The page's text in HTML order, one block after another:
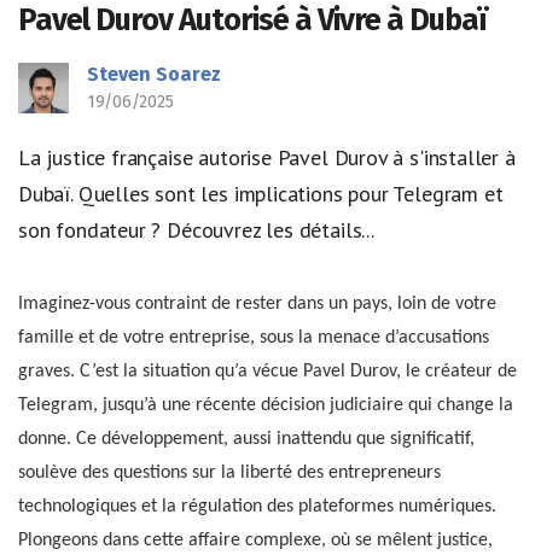
Pavel Durov Autorisé à Vivre à Dubaï
Steven Soarez
19/06/2025
La justice française autorise Pavel Durov à s'installer à
Dubaï. Quelles sont les implications pour Telegram et
son fondateur ? Découvrez les détails...
Imaginez-vous contraint de rester dans un pays, loin de votre
famille et de votre entreprise, sous la menace d’accusations
graves. C’est la situation qu’a vécue Pavel Durov, le créateur de
Telegram, jusqu’à une récente décision judiciaire qui change la
donne. Ce développement, aussi inattendu que significatif,
soulève des questions sur la liberté des entrepreneurs
technologiques et la régulation des plateformes numériques.
Plongeons dans cette affaire complexe, où se mêlent justice,